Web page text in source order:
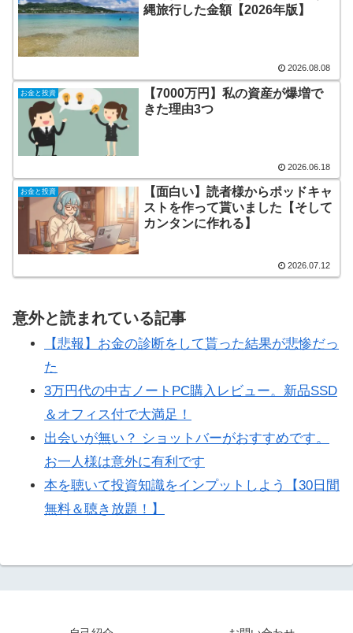
縄旅行した金額【2026年版】
2026.08.08
お金と投資
【7000万円】私の資産が爆増で
きた理由3つ
2026.06.18
お金と投資
【面白い】読者様からポッドキャ
ストを作って貰いました【そして
カンタンに作れる】
2026.07.12
意外と読まれている記事
【悲報】お金の診断をして貰った結果が悲惨だっ
た
3万円代の中古ノートPC購入レビュー。新品SSD
＆オフィス付で大満足！
出会いが無い？ ショットバーがおすすめです。
お一人様は意外に有利です
本を聴いて投資知識をインプットしよう【30日間
無料＆聴き放題！】